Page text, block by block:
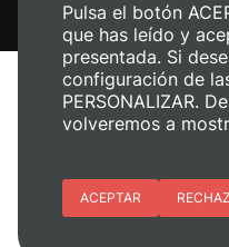
Pulsa el botón
que has leído y
presentada. Si
configuración de
PERSONALIZAR.
volveremos a
Esenciales
ACEPTAR